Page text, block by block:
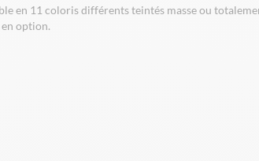
en 11 coloris différents teintés masse ou
option.